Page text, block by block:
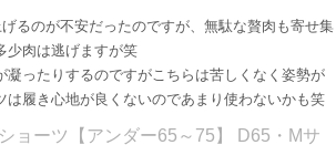
るのが不安だったのですが、無駄な贅肉も寄せ集
少肉は逃げますが笑
ったりするのですがこちらは苦しくなく姿勢が
履き心地が良くないのであまり使わないかも笑
ョーツ【アンダー65～75】 D65・Mサ